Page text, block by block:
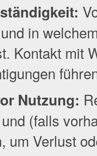
in
Kontakt mit
Nutzung:
(falls
um Verlust